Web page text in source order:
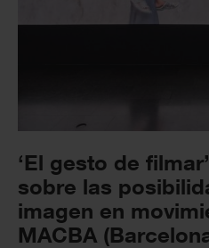
‘El gesto de
sobre las
imagen en
MACBA